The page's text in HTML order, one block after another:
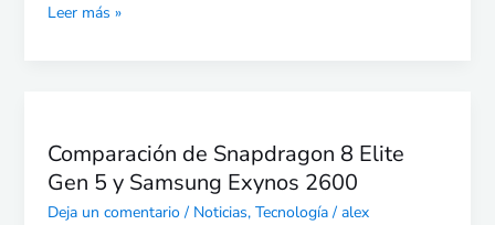
Leer más »
Comparación de Snapdragon 8 Elite
Gen 5 y Samsung Exynos 2600
Deja un comentario / Noticias, Tecnología/ alex
Snapdragon
8
Elite